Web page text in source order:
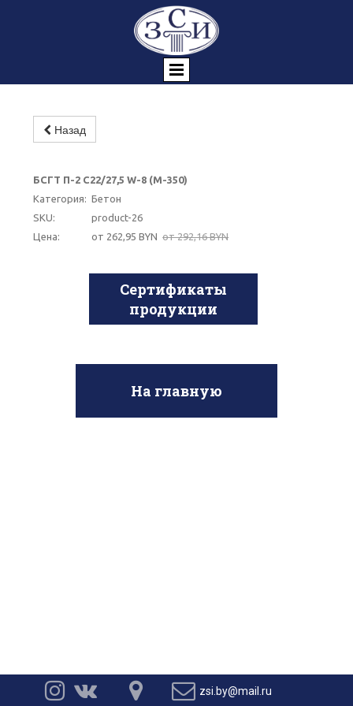
Назад
БСГТ П-2 С22/27,5 W-8 (М-350)
Категория: Бетон
SKU:
product-26
Цена:
от 262,95 BYN от 292,16 BYN
Сертификаты
продукции
На главную
    zsi.by@mail.ru